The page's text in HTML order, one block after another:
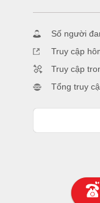
Số người
Truy cập
Truy cập
Tổng truy